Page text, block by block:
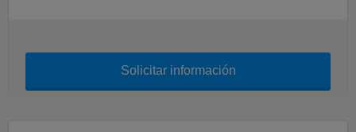
Solicitar información